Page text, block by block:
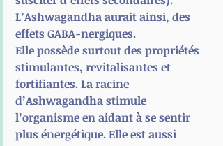
L’Ashwagandha aurait ainsi, des
effets GABA-nergiques.
Elle possède surtout des propriétés
stimulantes, revitalisantes et
fortifiantes. La racine
d’Ashwagandha stimule
l’organisme en aidant à se sentir
plus énergétique. Elle est aussi